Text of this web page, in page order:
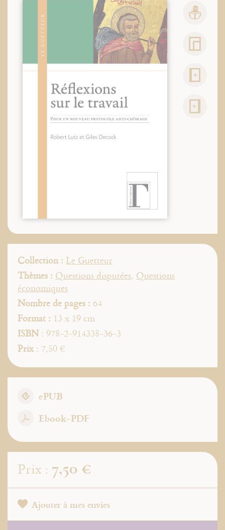
Collection : Le Guetteur
Thèmes : Questions disputées, Questions
économiques
Nombre de pages : 64
Format : 13 x 19 cm
ISBN: 978-2-914338-36-3
Prix: 7,50 €
ePUB
Ebook-PDF
Prix : 7,50 €
Ajouter à mes envies